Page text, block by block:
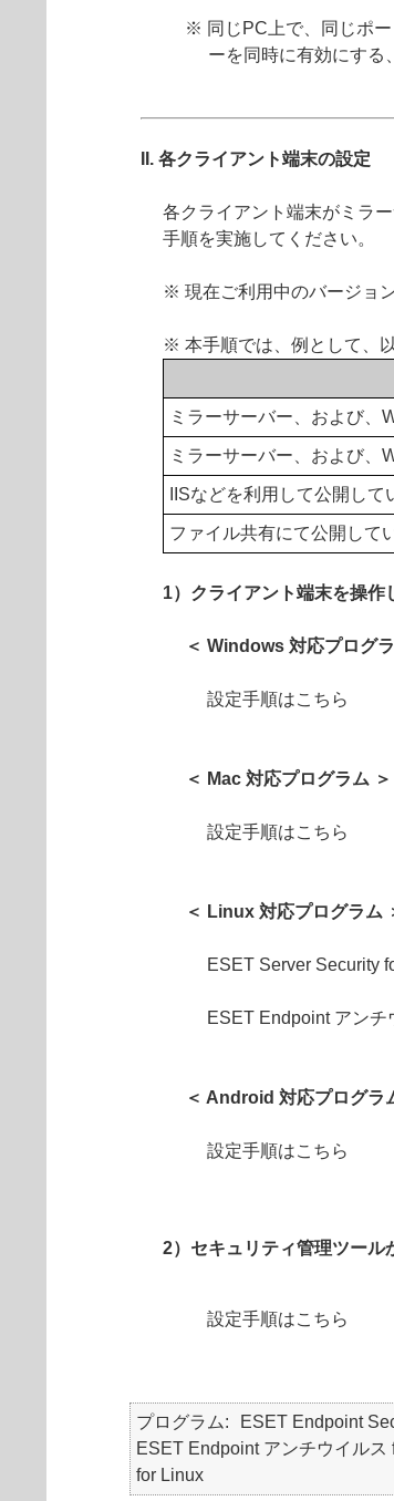
※ 同じPC上で、同じポ
ーを同時に有効にする
II. 各クライアント端末の設定
各クライアント端末がミラ
手順を実施してください。
※ 現在ご利用中のバージョ
※ 本手順では、例として、
ミラーサーバー、および、
ミラーサーバー、および、
IISなどを利用して公開して
ファイル共有にて公開して
1）クライアント端末を操作
＜ Windows 対応プログ
設定手順はこちら
＜ Mac 対応プログラム ＞
設定手順はこちら
＜ Linux 対応プログラム
ESET Server Security
ESET Endpoint アンチ
＜ Android 対応プログラ
設定手順はこちら
2）セキュリティ管理ツール
設定手順はこちら
プログラム
ESET Endpoint
ESET Endpoint アンチウイル
for Linux